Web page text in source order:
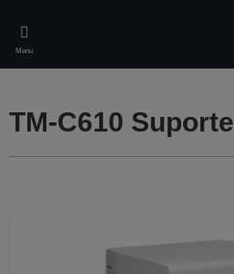
main
content
Menu
TM-C610 Suporte